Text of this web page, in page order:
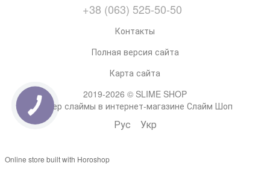
+38 (063) 525-50-50
Контакты
Полная версия сайта
Карта сайта
2019-2026 © SLIME SHOP
Супер слаймы в интернет-магазине Слайм Шоп
Рус Укр
Online store built with Horoshop